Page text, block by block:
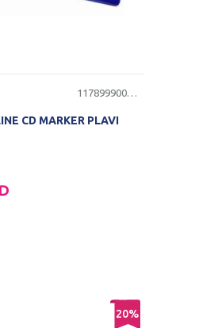
1178999000092
CD MARKER PLAVI
20%